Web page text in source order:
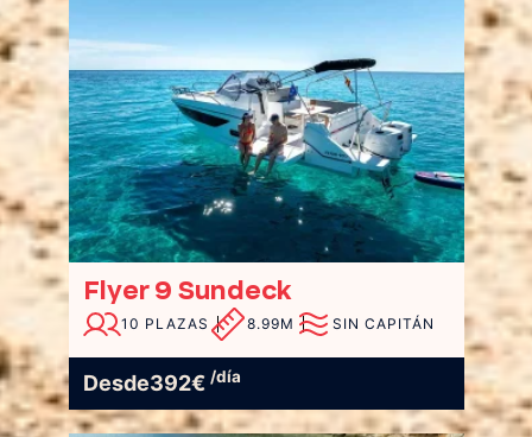
Flyer 9 Sundeck
10 PLAZAS 8.99M SIN CAPITÁN
Desde392€ /día